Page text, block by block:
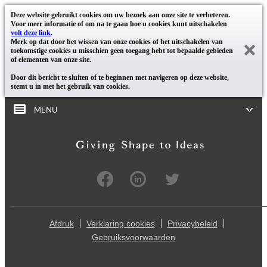
Deze website gebruikt cookies om uw bezoek aan onze site te verbeteren.
Voor meer informatie of om na te gaan hoe u cookies kunt uitschakelen
volt deze link.
Merk op dat door het wissen van onze cookies of het uitschakelen van
toekomstige cookies u misschien geen toegang hebt tot bepaalde gebieden
of elementen van onze site.
Door dit bericht te sluiten of te beginnen met navigeren op deze website,
stemt u in met het gebruik van cookies.
MENU
Afdruk Verklaring cookies
Privacybeleid
Gebruiksvoorwaarden